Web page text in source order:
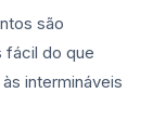
são
fácil do que
intermináveis